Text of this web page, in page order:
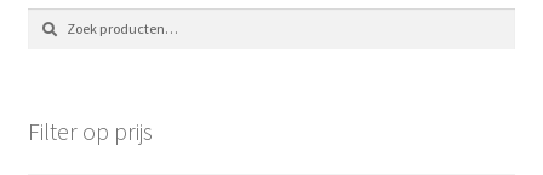
Zoeken
naar:
Zoeken
Filter op prijs